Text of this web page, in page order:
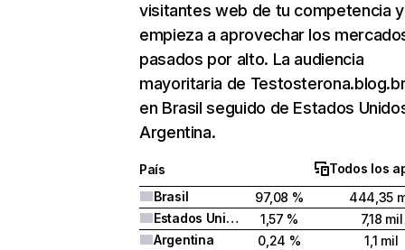
visitantes web de tu competencia y
empieza a aprovechar los
pasados por alto. La audiencia
mayoritaria de
en Brasil seguido de Estados
Argentina.
País
Todos los
Brasil
97,08 %
444,35
Estados Unidos
1,57 %
7,18 mil
Argentina
0,24 %
1,1 mil